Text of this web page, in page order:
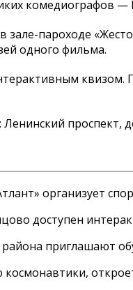
комедиографов —
зале-пароходе
одного фильма.
квизом.
Ленинский проспект,
организует
доступен
приглашают